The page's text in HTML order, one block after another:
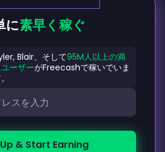
に素早く稼ぐ
Blair、そして95M人以上の満
ーザーがFreecashで稼いでいま
& Start Earning